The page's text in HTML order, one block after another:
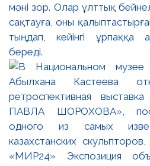
мәні зор. Олар ұлттық
сақтауға, оны
тыңдап, кейінгі ұрпаққа
береді.